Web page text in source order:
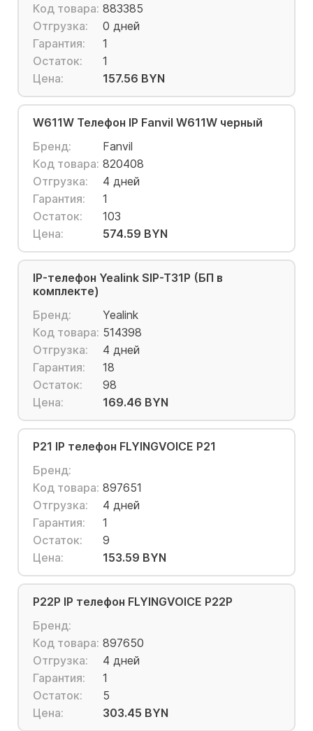
Код товара: 883385
Отгрузка:
0 дней
Гарантия:
1
Остаток:
1
Цена:
157.56 BYN
W611W Телефон IP Fanvil W611W черный
Бренд:
Fanvil
Код товара: 820408
Отгрузка:
4 дней
Гарантия:
1
Остаток:
103
Цена:
574.59 BYN
IP-телефон Yealink SIP-T31P (БП в
комплекте)
Бренд:
Yealink
Код товара: 514398
Отгрузка:
4 дней
Гарантия:
18
Остаток:
98
Цена:
169.46 BYN
P21 IP телефон FLYINGVOICE P21
Бренд:
Код товара: 897651
Отгрузка:
4 дней
Гарантия:
1
Остаток:
9
Цена:
153.59 BYN
P22P IP телефон FLYINGVOICE P22P
Бренд:
Код товара: 897650
Отгрузка:
4 дней
Гарантия:
1
Остаток:
5
Цена:
303.45 BYN